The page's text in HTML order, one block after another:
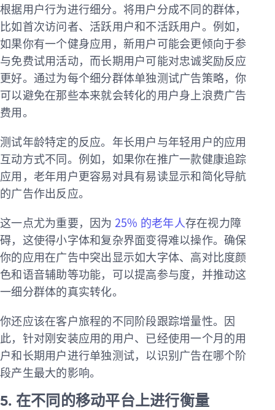
根据用户行为进行细分。将用户分成不同的群体，
比如首次访问者、活跃用户和不活跃用户。例如，
如果你有一个健身应用，新用户可能会更倾向于参
与免费试用活动，而长期用户可能对忠诚奖励反应
更好。通过为每个细分群体单独测试广告策略，你
可以避免在那些本来就会转化的用户身上浪费广告
费用。
测试年龄特定的反应。年长用户与年轻用户的应用
互动方式不同。例如，如果你在推广一款健康追踪
应用，老年用户更容易对具有易读显示和简化导航
的广告作出反应。
这一点尤为重要，因为 25% 的老年人存在视力障
碍，这使得小字体和复杂界面变得难以操作。确保
你的应用在广告中突出显示如大字体、高对比度颜
色和语音辅助等功能，可以提高参与度，并推动这
一细分群体的真实转化。
你还应该在客户旅程的不同阶段跟踪增量性。因
此，针对刚安装应用的用户、已经使用一个月的用
户和长期用户进行单独测试，以识别广告在哪个阶
段产生最大的影响。
5. 在不同的移动平台上进行衡量